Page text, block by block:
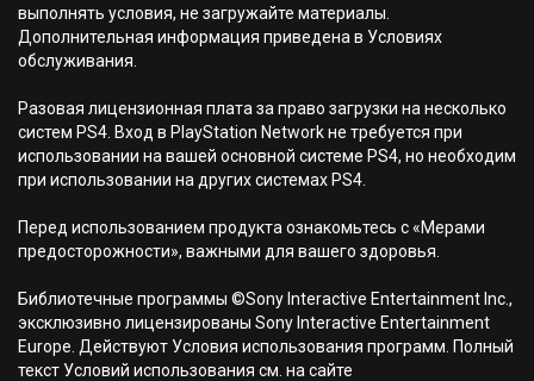
выполнять условия, не загружайте материалы.
Дополнительная информация приведена в Условиях
обслуживания.
Разовая лицензионная плата за право загрузки на несколько
систем PS4. Вход в PlayStation Network не требуется при
использовании на вашей основной системе PS4, но необходим
при использовании на других системах PS4.
Перед использованием продукта ознакомьтесь с «Мерами
предосторожности», важными для вашего здоровья.
Библиотечные программы ©Sony Interactive Entertainment Inc.,
эксклюзивно лицензированы Sony Interactive Entertainment
Europe. Действуют Условия использования программ. Полный
текст Условий использования см. на сайте